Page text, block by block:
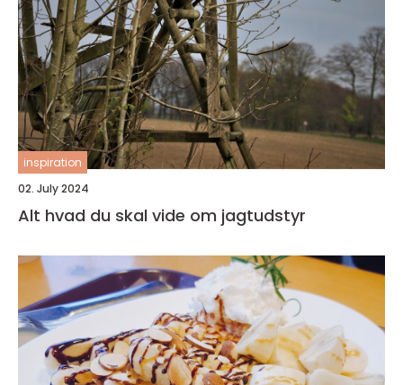
inspiration
02. July 2024
Alt hvad du skal vide om jagtudstyr